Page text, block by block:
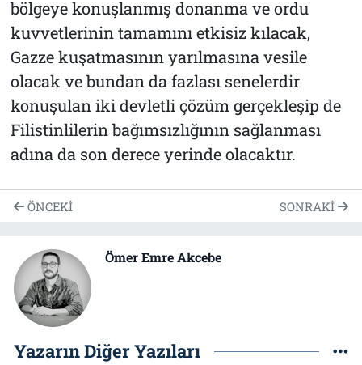
bölgeye konuşlanmış donanma ve ordu
kuvvetlerinin tamamını etkisiz kılacak,
Gazze kuşatmasının yarılmasına vesile
olacak ve bundan da fazlası senelerdir
konuşulan iki devletli çözüm gerçekleşip de
Filistinlilerin bağımsızlığının sağlanması
adına da son derece yerinde olacaktır.
ÖNCEKI SONRAKI
Ömer Emre Akcebe
Yazarın Diğer Yazıları